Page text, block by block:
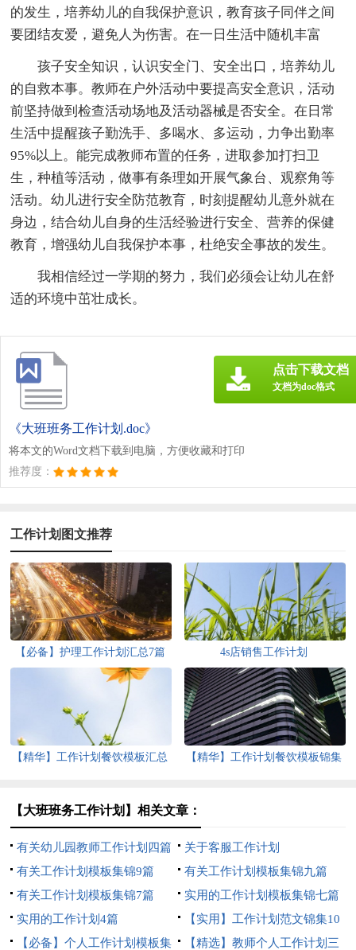
的发生，培养幼儿的自我保护意识，教育孩子同伴之间
要团结友爱，避免人为伤害。在一日生活中随机丰富
孩子安全知识，认识安全门、安全出口，培养幼儿
的自救本事。教师在户外活动中要提高安全意识，活动
前坚持做到检查活动场地及活动器械是否安全。在日常
生活中提醒孩子勤洗手、多喝水、多运动，力争出勤率
95%以上。能完成教师布置的任务，进取参加打扫卫
生，种植等活动，做事有条理如开展气象台、观察角等
活动。幼儿进行安全防范教育，时刻提醒幼儿意外就在
身边，结合幼儿自身的生活经验进行安全、营养的保健
教育，增强幼儿自我保护本事，杜绝安全事故的发生。
我相信经过一学期的努力，我们必须会让幼儿在舒
适的环境中茁壮成长。
《大班班务工作计划.doc》
将本文的Word文档下载到电脑，方便收藏和打印
推荐度：
点击下载文档
文档为doc格式
工作计划图文推荐
【必备】护理工作计划汇总7篇 4s店销售工作计划
【精华】工作计划餐饮模板汇总
【精华】工作计划餐饮模板锦集
【大班班务工作计划】相关文章：
有关幼儿园教师工作计划四篇
关于客服工作计划
有关工作计划模板集锦9篇
有关工作计划模板集锦九篇
有关工作计划模板集锦7篇
实用的工作计划模板集锦七篇
实用的工作计划4篇
【实用】工作计划范文锦集10
篇
【必备】个人工作计划模板集 【精选】教师个人工作计划三